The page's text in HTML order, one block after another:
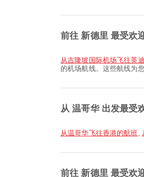
前往 新德里 最受欢
从吉隆坡国际机场飞往英
的机场航线。这些航线为
从 温哥华 出发最受
从温哥华飞往香港的航班
前往 新德里 最受欢